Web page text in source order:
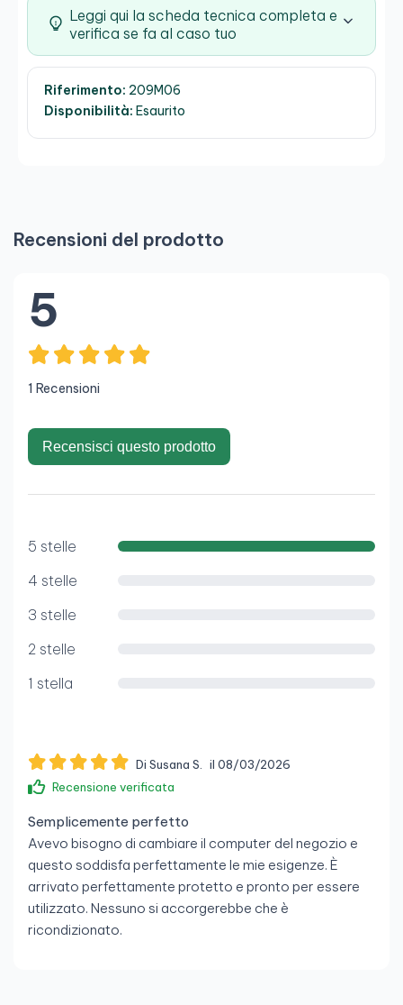
Leggi qui la scheda tecnica completa e
verifica se fa al caso tuo
Riferimento: 209M06
Disponibilità: Esaurito
Recensioni del prodotto
5
1 Recensioni
Recensisci questo prodotto
5 stelle
4 stelle
3 stelle
2 stelle
1 stella
Di Susana S.
il 08/03/2026
Recensione verificata
Semplicemente perfetto
Avevo bisogno di cambiare il computer del negozio e
questo soddisfa perfettamente le mie esigenze. È
arrivato perfettamente protetto e pronto per essere
utilizzato. Nessuno si accorgerebbe che è
ricondizionato.